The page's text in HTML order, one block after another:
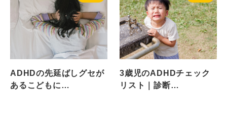
ADHDの先延ばしグセが
あるこどもに…
3歳児のADHDチェック
リスト｜診断…